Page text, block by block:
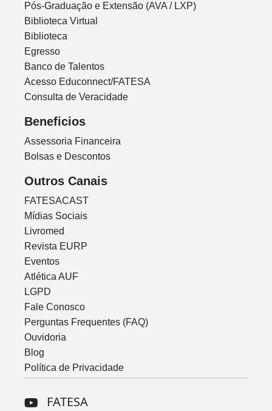
Pós-Graduação e Extensão (AVA / LXP)
Biblioteca Virtual
Biblioteca
Egresso
Banco de Talentos
Acesso Educonnect/FATESA
Consulta de Veracidade
Beneficios
Assessoria Financeira
Bolsas e Descontos
Outros Canais
FATESACAST
Mídias Sociais
Livromed
Revista EURP
Eventos
Atlética AUF
LGPD
Fale Conosco
Perguntas Frequentes (FAQ)
Ouvidoria
Blog
Política de Privacidade
FATESA